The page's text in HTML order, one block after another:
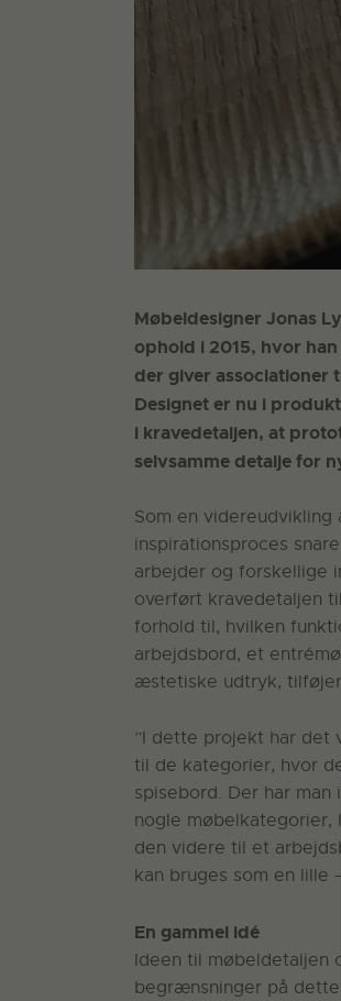
Møbeldesigner Jonas
ophold i 2015, hvor
der giver associationer
Designet er nu i
i kravedetaljen, at
selvsamme detalje for
Som en
inspirationsproces
arbejder og forskellige
overført kravedetaljen
forhold til, hvilken
arbejdsbord, et
æstetiske udtryk,
”I dette projekt har det
til de kategorier, hvor
spisebord. Der har
nogle møbelkategorier,
den videre til et
kan bruges som en lille
En gammel idé
Ideen til møbeldetaljen
begrænsninger på